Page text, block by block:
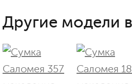
Другие модели